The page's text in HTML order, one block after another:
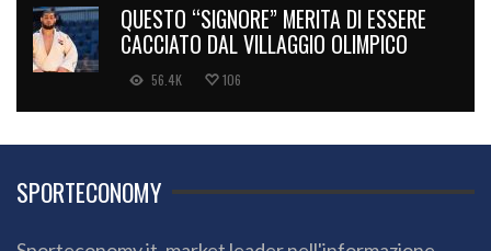
QUESTO “SIGNORE” MERITA DI ESSERE
CACCIATO DAL VILLAGGIO OLIMPICO
56.4K 106
SPORTECONOMY